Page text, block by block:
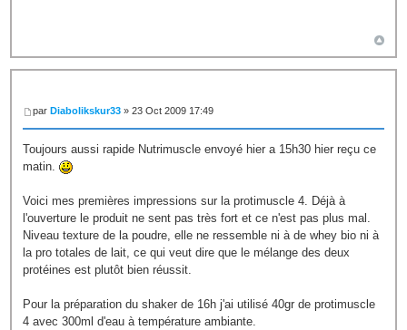
parDiabolikskur33 » 23 Oct 2009 17:49
Toujours aussi rapide Nutrimuscle envoyé hier a 15h30 hier reçu ce
matin.
Voici mes premières impressions sur la protimuscle 4. Déjà à
l'ouverture le produit ne sent pas très fort et ce n'est pas plus mal.
Niveau texture de la poudre, elle ne ressemble ni à de whey bio ni à
la pro totales de lait, ce qui veut dire que le mélange des deux
protéines est plutôt bien réussit.
Pour la préparation du shaker de 16h j'ai utilisé 40gr de protimuscle
4 avec 300ml d'eau à température ambiante.